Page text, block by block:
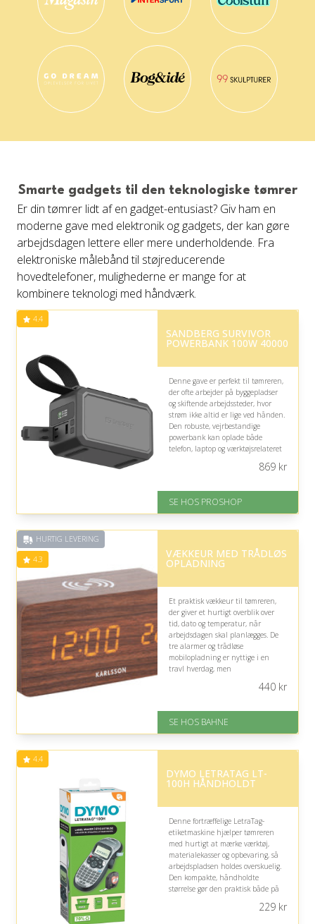
Smarte gadgets til den teknologiske tømrer
Er din tømrer lidt af en gadget-entusiast? Giv ham en
moderne gave med elektronik og gadgets, der kan gøre
arbejdsdagen lettere eller mere underholdende. Fra
elektroniske målebånd til støjreducerende
hovedtelefoner, mulighederne er mange for at
kombinere teknologi med håndværk.
4.4
SANDBERG SURVIVOR
POWERBANK 100W 40000
Denne gave er perfekt til tømreren,
der ofte arbejder på byggepladser
og skiftende arbejdssteder, hvor
strøm ikke altid er lige ved hånden.
Den robuste, vejrbestandige
powerbank kan oplade både
telefon, laptop og værktøjsrelateret
På lager
Levering: 2-12 hverdage
Fremragende Trustpilot rating
869kr
SE HOS PROSHOP
HURTIG LEVERING
4.3 VÆKKEUR MED TRÅDLØS
OPLADNING
Et praktisk vækkeur til tømreren,
der giver et hurtigt overblik over
tid, dato og temperatur, når
arbejdsdagen skal planlægges. De
tre alarmer og trådløse
mobilopladning er nyttige i en
travl hverdag, men
På lager
Levering: 1-3 hverdage
Fremragende Trustpilot rating
440kr
SE HOS BAHNE
4.4
DYMO LETRATAG LT-
100H HÅNDHOLDT
Denne fortræffelige LetraTag-
etiketmaskine hjælper tømreren
med hurtigt at mærke værktøj,
materialekasser og opbevaring, så
arbejdspladsen holdes overskuelig.
Den kompakte, håndholdte
størrelse gør den praktisk både på
tydelig tekst mindsker forvekslinger
229kr